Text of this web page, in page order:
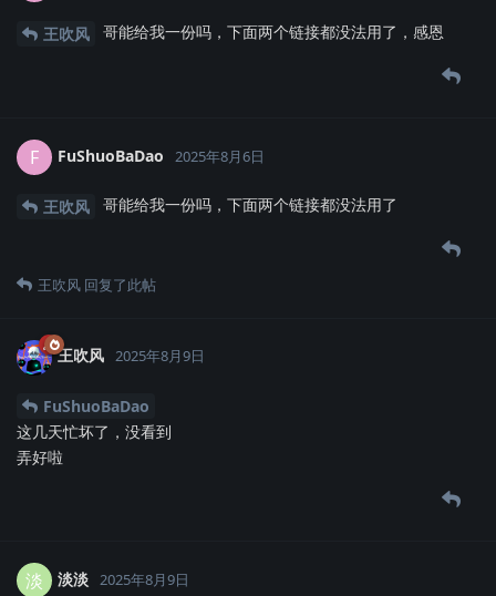
王吹风 哥能给我一份吗，下面两个链接都没法用了，感恩
F FuShuoBaDao 2025年8月6日
王吹风 哥能给我一份吗，下面两个链接都没法用了
王吹风 回复了此帖
王吹风 2025年8月9日
FuShuoBaDao
这几天忙坏了，没看到
弄好啦
淡 淡淡 2025年8月9日